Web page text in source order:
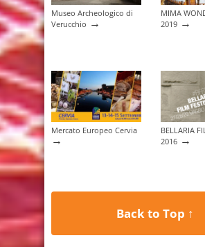
Museo Archeologico di
Verucchio →
MIMA
2019 →
Mercato Europeo Cervia
→
BELLARIA
2016 →
Back to Top ↑